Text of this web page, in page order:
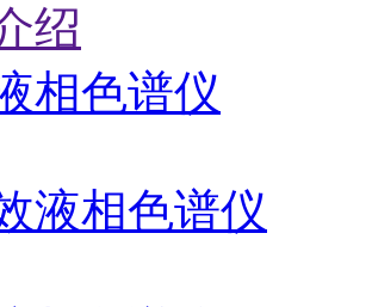
绍
相色谱仪
液相色谱仪